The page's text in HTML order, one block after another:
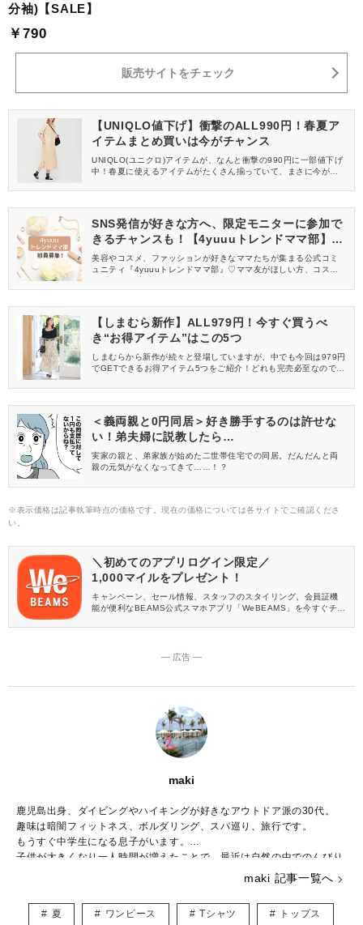
分袖)【SALE】
￥790
販売サイトをチェック
【UNIQLO値下げ】衝撃のALL990円！春夏ア
イテムまとめ買いは今がチャンス
UNIQLO(ユニクロ)アイテムが、なんと衝撃の990円に一部値下げ
中！春夏に使えるアイテムがたくさん揃っていて、まさに今がま
うので、早めにチェックしておきましょう♪
SNS発信が好きな方へ、限定モニターに参加で
きるチャンスも！【4yuuuトレンドママ部】部
員募集中
美容やコスメ、ファッションが好きなママたちが集まる公式コミ
ュニティ『4yuuuトレンドママ部』♡ママ友がほしい方、コスメサ
信してくれる方を募集しています！
【しまむら新作】ALL979円！今すぐ買うべ
き“お得アイテム”はこの5つ
しまむらから新作が続々と登場していますが、中でも今回は979円
でGETできるお得アイテム5つをご紹介！どれも完売必至なので今
＜義両親と0円同居＞好き勝手するのは許せな
い！弟夫婦に説教したら…
実家の親と、弟家族が始めた二世帯住宅での同居。だんだんと両
親の元気がなくなってきて……！？
※表示価格は記事執筆時点の価格です。現在の価格については各サイトでご確認くださ
い。
＼初めてのアプリログイン限定／
1,000マイルをプレゼント！
キャンペーン、セール情報、スタッフのスタイリング、会員証機
能が便利なBEAMS公式スマホアプリ「WeBEAMS」を今すぐチェ
― 広告 ―
maki
鹿児島出身、ダイビングやハイキングが好きなアウトドア派の30代。
趣味は暗闇フィットネス、ボルダリング、スパ巡り、旅行です。
もうすぐ中学生になる息子がいます。
子供が大きくなり一人時間が増えたことで、最近は自然の中でのんびり
ファッションを楽しんでいます。
こちらでは主にUNIQLOやGU、しまむらなどのプチプラアイテムを取
maki 記事一覧へ
夏 ワンピース Tシャツ トップス